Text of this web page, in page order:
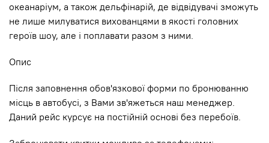
океанаріум, а також дельфінарій, де відвідувачі зможуть
не лише милуватися вихованцями в якості головних
героїв шоу, але і поплавати разом з ними.
Опис
Після заповнення обов'язкової форми по бронюванню
місць в автобусі, з Вами зв'яжеться наш менеджер.
Даний рейс курсує на постійній основі без перебоїв.